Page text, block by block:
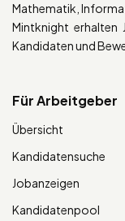
Mathematik,
Mintknight erhalten
Kandidaten und
Für Arbeitgeber
Übersicht
Kandidatensuche
Jobanzeigen
Kandidatenpool